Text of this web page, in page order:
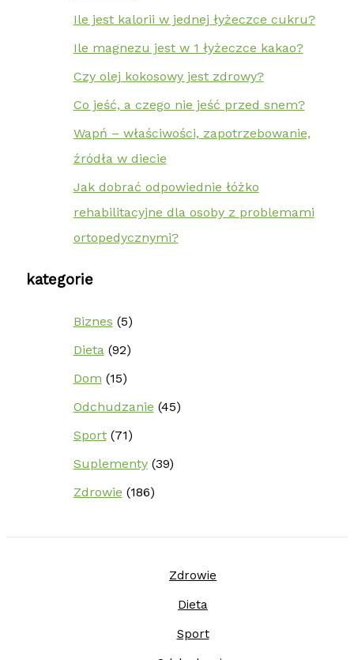
Ile jest kalorii w jednej łyżeczce cukru?
Ile magnezu jest w 1 łyżeczce kakao?
Czy olej kokosowy jest zdrowy?
Co jeść, a czego nie jeść przed snem?
Wapń – właściwości, zapotrzebowanie,
źródła w diecie
Jak dobrać odpowiednie łóżko
rehabilitacyjne dla osoby z problemami
ortopedycznymi?
kategorie
Biznes (5)
Dieta(92)
Dom (15)
Odchudzanie (45)
Sport(71)
Suplementy(39)
Zdrowie (186)
Zdrowie
Dieta
Sport